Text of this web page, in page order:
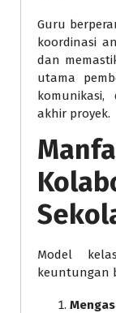
Guru
koordinasi
dan
utama
akhir proyek.
Model
keuntungan